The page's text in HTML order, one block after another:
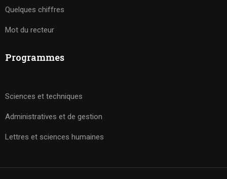
Quelques chiffres
Mot du recteur
Programmes
Sciences et techniques
Administratives et de gestion
Lettres et sciences humaines